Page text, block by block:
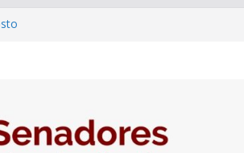
26 – Créase el Ente Salteño